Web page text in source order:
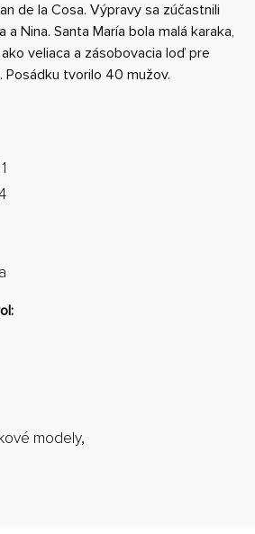
de la Cosa. Výpravy sa zúčastnili
Nina. Santa María bola malá karaka,
ako veliaca a zásobovacia loď pre
Posádku tvorilo 40 mužov.
modely,